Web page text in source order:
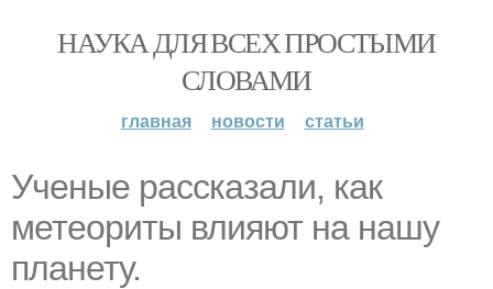
НАУКА ДЛЯ ВСЕХ ПРОСТЫМИ
СЛОВАМИ
главная новости статьи
Ученые рассказали, как
метеориты влияют на нашу
планету.